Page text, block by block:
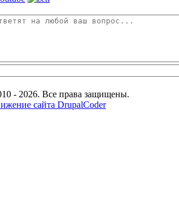
- 2026. Все права защищены.
сайта DrupalCoder